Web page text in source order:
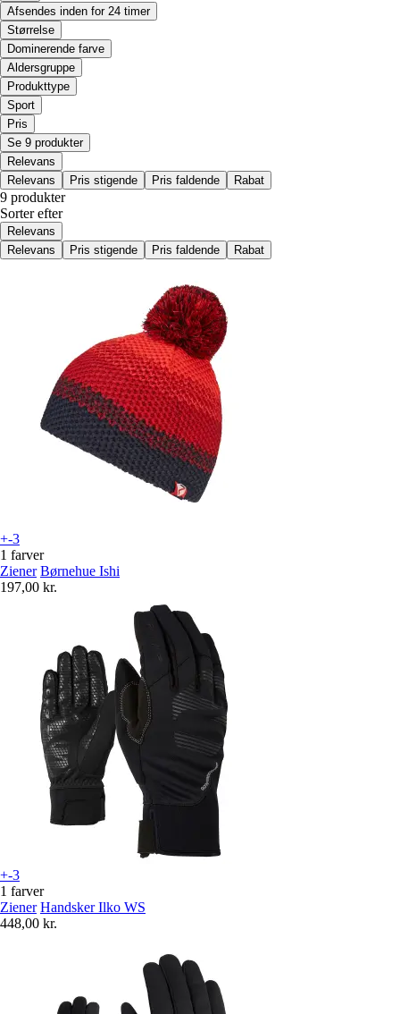
Afsendes inden for 24 timer
Størrelse
Dominerende farve
Aldersgruppe
Produkttype
Sport
Pris
Se 9 produkter
Relevans
Relevans
Pris stigende Pris faldende Rabat
9 produkter
Sorter efter
Relevans
Relevans
Pris stigende Pris faldende Rabat
+-3
1 farver
Ziener Børnehue Ishi
197,00 kr.
+-3
1 farver
Ziener Handsker Ilko WS
448,00 kr.